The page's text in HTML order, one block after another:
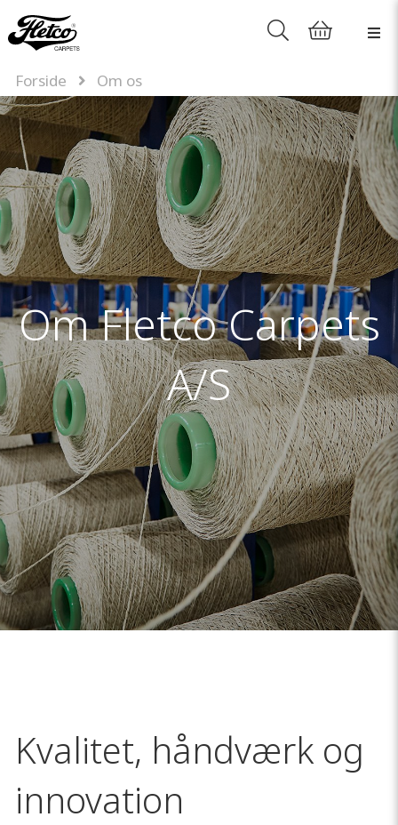
Forside Om os
Om Fletco Carpets
A/S
Kvalitet, håndværk og
innovation